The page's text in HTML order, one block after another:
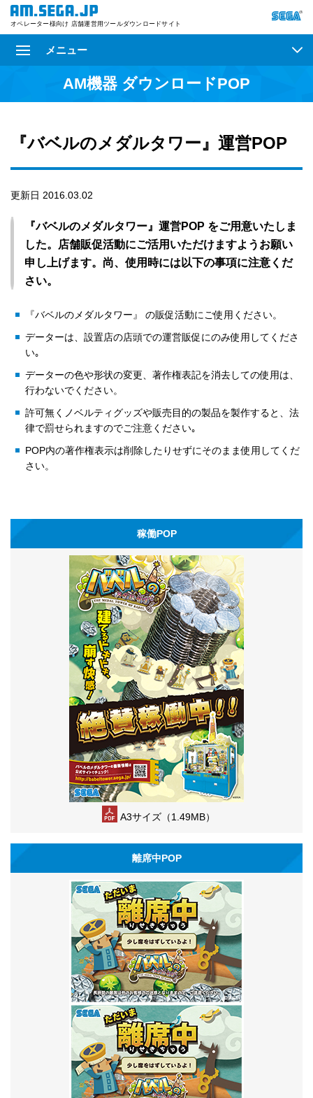
オペレーター様向け 店舗運営用ツールダウンロードサイト
メニュー
AM機器 ダウンロードPOP
『バベルのメダルタワー』運営POP
更新日 2016.03.02
『バベルのメダルタワー』運営POP をご用意いたしま
した。店舗販促活動にご活用いただけますようお願い
申し上げます。尚、使用時には以下の事項に注意くだ
さい。
『バベルのメダルタワー』 の販促活動にご使用ください。
データーは、設置店の店頭での運営販促にのみ使用してくださ
い｡
データーの色や形状の変更、著作権表記を消去しての使用は、
行わないでください。
許可無くノベルティグッズや販売目的の製品を製作すると、法
律で罰せられますのでご注意ください｡
POP内の著作権表示は削除したりせずにそのまま使用してくだ
さい。
稼働POP
A3サイズ（1.49MB）
離席中POP